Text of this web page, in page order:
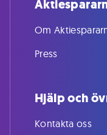
Om
Press
Hjälp och
Kontakta oss